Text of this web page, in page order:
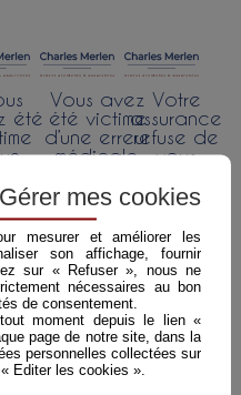
été
la
Vous avez
été victime
d’une erreur
médicale,
accident
médical,
d’une
maladie
nosocomiale
?
Votre
assurance
refuse de
vous
ou sa
proposition
est trop
basse ?
été
Gérer mes cookies
mesurer et améliorer les
son affichage, fournir
sur « Refuser », nous ne
nécessaires au bon
de consentement.
moment depuis le lien «
page de notre site, dans la
personnelles collectées sur
Editer les cookies ».